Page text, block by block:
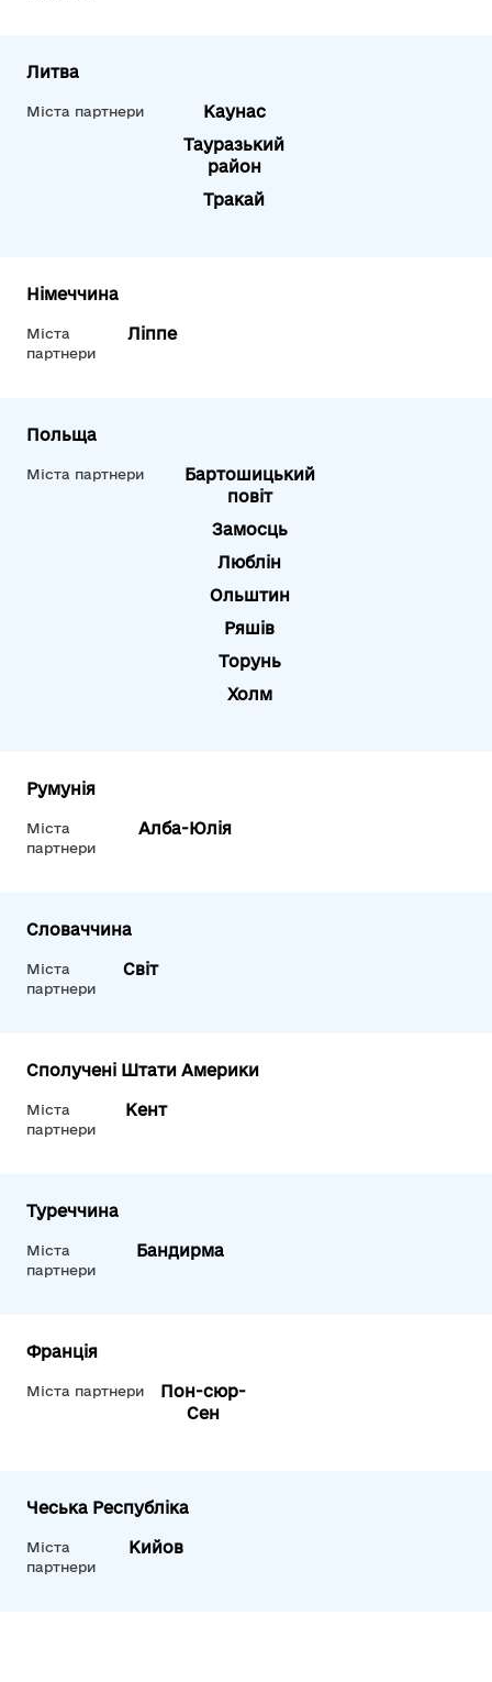
Литва
Міста партнери
Каунас
Тауразький
район
Тракай
Німеччина
Міста
партнери
Ліппе
Польща
Міста партнери
Бартошицький
повіт
Замосць
Люблін
Ольштин
Ряшів
Торунь
Холм
Румунія
Міста
партнери
Алба-Юлія
Словаччина
Міста
партнери
Світ
Сполучені Штати Америки
Міста
партнери
Кент
Туреччина
Міста
партнери
Бандирма
Франція
Міста партнери
Пон-сюр-
Сен
Чеська Республіка
Міста
партнери
Кийов